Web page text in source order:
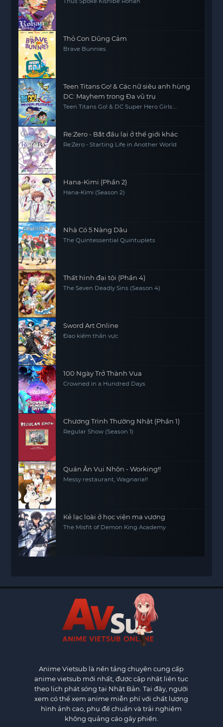
Thỏ Con Dũng Cảm
Brave Bunnies
Teen Titans Go! & Các nữ siêu anh hùng
DC: Mayhem trong Đa vũ trụ
Teen Titans Go! & DC Super Hero Girls:
Re:Zero - Bắt đầu lại ở thế giới khác
Re:Zero - Starting Life in Another World
Hana-Kimi (Phần 2)
Hana-Kimi (Season 2)
Nhà Có 5 Nàng Dâu
The Quintessential Quintuplets
Thất hình đại tội (Phần 4)
The Seven Deadly Sins (Season 4)
Sword Art Online
Đao kiếm thần vực
100 Ngày Trở Thành Vua
Crowned in a Hundred Days
Chương Trình Thường Nhật (Phần 1)
Regular Show (Season 1)
Quán Ăn Vui Nhộn - Working!!
Messy restaurant, Wagnaria!!
Kẻ lạc loài ở học viện ma vương
The Misfit of Demon King Academy
Anime Vietsub là nền tảng chuyên cung cấp
anime vietsub mới nhất, được cập nhật liên tục
theo lịch phát sóng tại Nhật Bản. Tại đây, người
xem có thể xem anime miễn phí với chất lượng
hình ảnh cao, phụ đề chuẩn và trải nghiệm
không quảng cáo gây phiền.